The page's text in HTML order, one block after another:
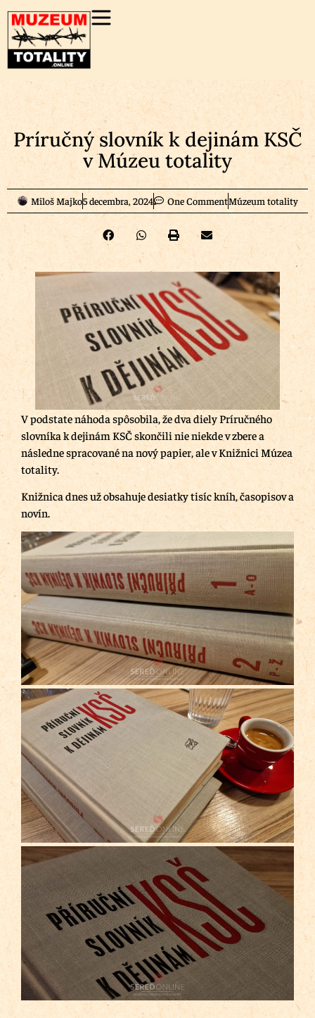
Príručný slovník k dejinám KSČ
v Múzeu totality
Miloš Majko5 decembra, 2024 One CommentMúzeum totality
V podstate náhoda spôsobila, že dva diely Príručného
slovníka k dejinám KSČ skončili nie niekde v zbere a
následne spracované na nový papier, ale v Knižnici Múzea
totality.
Knižnica dnes už obsahuje desiatky tisíc kníh, časopisov a
novín.